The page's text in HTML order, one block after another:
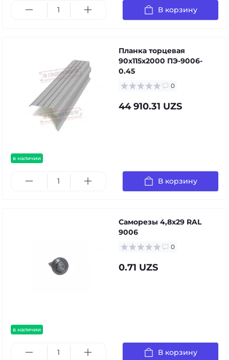
В корзину
в наличии
Планка торцевая
90х115х2000 ПЭ-9006-
0.45
0
44 910.31 UZS
В корзину
в наличии
Саморезы 4,8х29 RAL
9006
0
0.71 UZS
В корзину